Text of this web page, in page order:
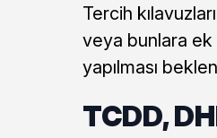
Tercih
veya bunlara ek
yapılması
TCDD,